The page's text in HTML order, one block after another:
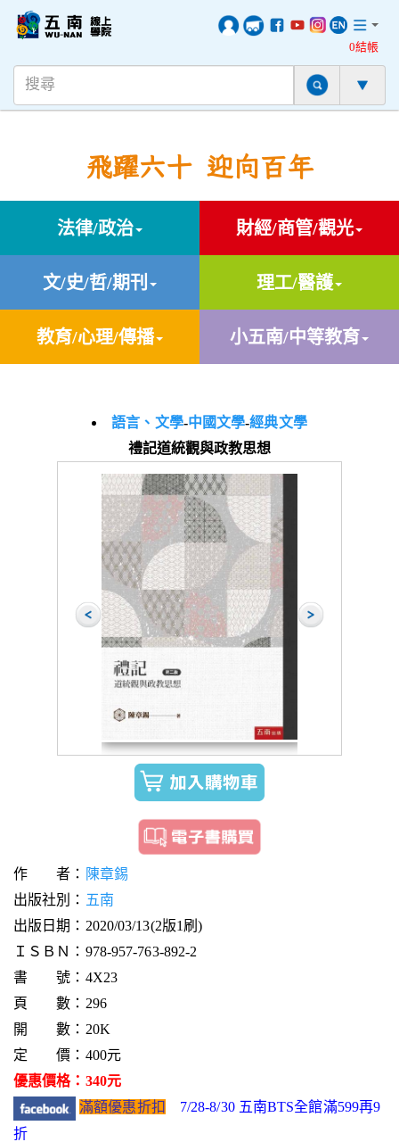
0結帳
飛躍六十 迎向百年
法律/政治 財經/商管/觀光
文/史/哲/期刊 理工/醫護
教育/心理/傳播 小五南/中等教育
語言、文學-中國文學-經典文學
禮記道統觀與政教思想
作 者： 陳章錫
出版社別： 五南
出版日期：2020/03/13(2版1刷)
ＩＳＢＮ：978-957-763-892-2
書 號：4X23
頁 數：296
開 數：20K
定 價：400元
優惠價格：340元
滿額優惠折扣
7/28-8/30 五南BTS全館滿599再9
折